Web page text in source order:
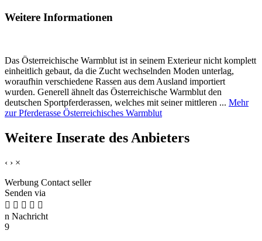
Weitere Informationen
Das Österreichische Warmblut ist in seinem Exterieur nicht komplett
einheitlich gebaut, da die Zucht wechselnden Moden unterlag,
woraufhin verschiedene Rassen aus dem Ausland importiert
wurden. Generell ähnelt das Österreichische Warmblut den
deutschen Sportpferderassen, welches mit seiner mittleren ... Mehr
zur Pferderasse Österreichisches Warmblut
Weitere Inserate des Anbieters
‹ › ×
Werbung Contact seller
Senden via
    
n Nachricht
9